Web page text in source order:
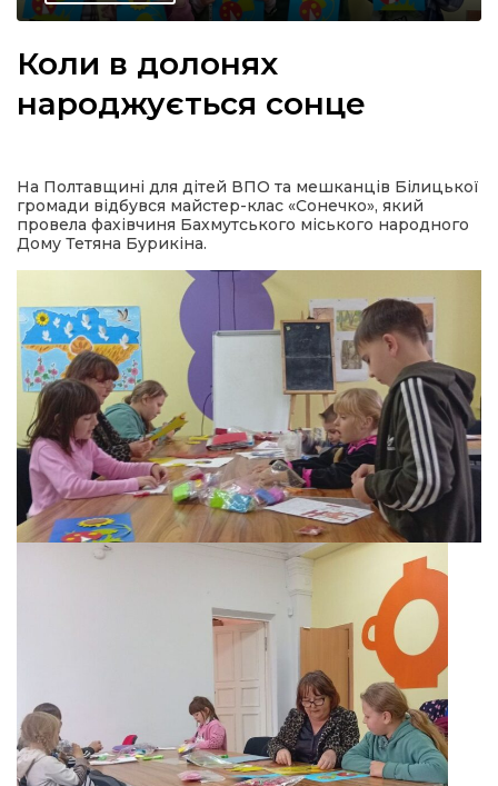
місія
Коли в долонях
народжується сонце
На Полтавщині для дітей ВПО та мешканців Білицької
громади відбувся майстер-клас «Сонечко», який
провела фахівчиня Бахмутського міського народного
Дому Тетяна Бурикіна.